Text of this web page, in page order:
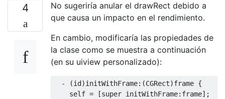
4
No sugeriría anular el drawRect debido a
que causa un impacto en el rendimiento.
En cambio, modificaría las propiedades de
la clase como se muestra a continuación
(en su uiview personalizado):
- (id )initWithFrame:(CGRect)frame {
    self
= [super initWithFrame: frame];